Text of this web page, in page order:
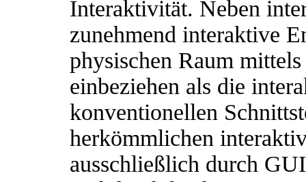
Interaktivität. Neben
zunehmend interaktive
physischen Raum
einbeziehen als die
konventionellen
herkömmlichen
ausschließlich durch